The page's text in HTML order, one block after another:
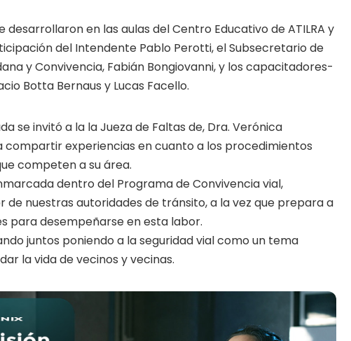
desarrollaron en las aulas del Centro Educativo de ATILRA y
del Intendente Pablo Perotti, el Subsecretario de
y Convivencia, Fabián Bongiovanni, y los capacitadores-
Botta Bernaus y Lucas Facello.
se invitó a la la Jueza de Faltas de, Dra. Verónica
compartir experiencias en cuanto a los procedimientos
competen a su área.
dentro del Programa de Convivencia vial,
de nuestras autoridades de tránsito, a la vez que prepara a
para desempeñarse en esta labor.
juntos poniendo a la seguridad vial como un tema
la vida de vecinos y vecinas.